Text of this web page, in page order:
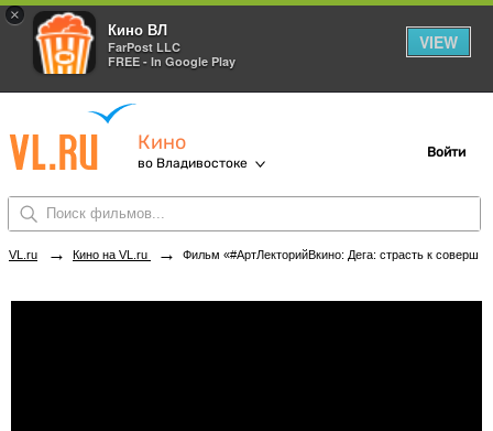
×
Кино ВЛ
FarPost LLC
FREE - In Google Play
VIEW
Кино
во Владивостоке
Войти
VL.ru → Кино на VL.ru → Фильм «#АртЛекторийВкино: Дега: страсть к совершенству» в кинотеатрах Владивостока. Купить билеты!